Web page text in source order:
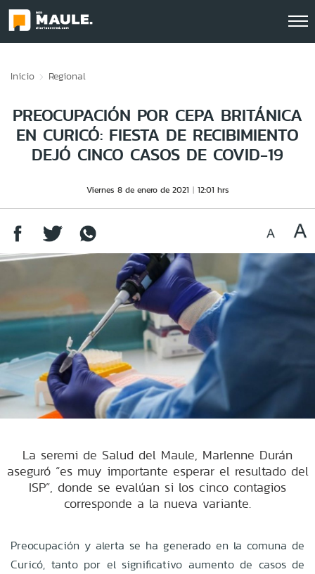
Inicio Regional
PREOCUPACIÓN POR CEPA BRITÁNICA
EN CURICÓ: FIESTA DE RECIBIMIENTO
DEJÓ CINCO CASOS DE COVID-19
Viernes 8 de enero de 2021 12:01 hrs
La seremi de Salud del Maule, Marlenne Durán
aseguró “es muy importante esperar el resultado del
ISP”, donde se evalúan si los cinco contagios
corresponde a la nueva variante.
Preocupación y alerta se ha generado en la comuna de
Curicó, tanto por el significativo aumento de casos de